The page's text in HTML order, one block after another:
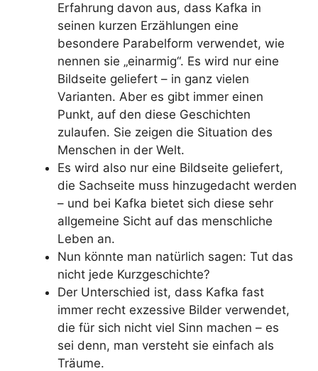
Erfahrung davon aus, dass Kafka in
seinen kurzen Erzählungen eine
besondere Parabelform verwendet, wie
nennen sie „einarmig“. Es wird nur eine
Bildseite geliefert – in ganz vielen
Varianten. Aber es gibt immer einen
Punkt, auf den diese Geschichten
zulaufen. Sie zeigen die Situation des
Menschen in der Welt.
Es wird also nur eine Bildseite geliefert,
die Sachseite muss hinzugedacht werden
– und bei Kafka bietet sich diese sehr
allgemeine Sicht auf das menschliche
Leben an.
Nun könnte man natürlich sagen: Tut das
nicht jede Kurzgeschichte?
Der Unterschied ist, dass Kafka fast
immer recht exzessive Bilder verwendet,
die für sich nicht viel Sinn machen – es
sei denn, man versteht sie einfach als
Träume.